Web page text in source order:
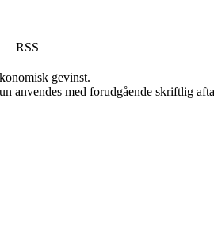
RSS
gevinst.
anvendes med forudgående skriftlig